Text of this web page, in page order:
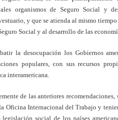
organismos de Seguro Social y
y que se atienda al mismo
Social y al desarrollo de las
la desocupación los Gobiernos
populares, con sus recursos
interamericana.
de las anteriores
Oficina Interna­cional del Trabajo y
social de los países